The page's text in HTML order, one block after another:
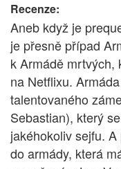
Recenze:
Aneb když je
je přesně případ
k Armádě mrtvých,
na Netflixu.
talentovaného
Sebastian), který
jakéhokoliv sejfu.
do armády, která